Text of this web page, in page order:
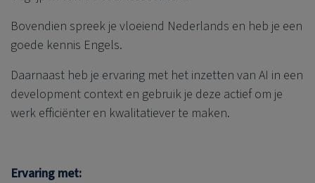
Bovendien spreek je vloeiend Nederlands en heb je een
goede kennis Engels.
Daarnaast heb je ervaring met het inzetten van AI in een
development context en gebruik je deze actief om je
werk efficiënter en kwalitatiever te maken.
Ervaring met: